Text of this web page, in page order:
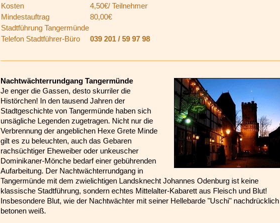
Kosten
4,50€/ Teilnehmer
Mindestauftrag
80,00€
Stadtführung Tangermünde
Telefon Stadtführer-Büro
039 201 / 59 97 98
Nachtwächterrundgang Tangermünde
Je enger die Gassen, desto skurriler die
Histörchen! In den tausend Jahren der
Stadtgeschichte von Tangermünde haben sich
unsägliche Legenden zugetragen. Nicht nur die
Verbrennung der angeblichen Hexe Grete Minde
gilt es zu beleuchten, auch das Gebaren
rachsüchtiger Eheweiber oder unkeuscher
Dominikaner-Mönche bedarf einer gebührenden
Aufarbeitung. Der Nachtwächterrundgang in
Tangermünde mit dem zwielichtigen Landsknecht Johannes Odenburg ist keine
klassische Stadtführung, sondern echtes Mittelalter-Kabarett aus Fleisch und Blut!
Insbesondere Blut, wie der Nachtwächter mit seiner Hellebarde "Uschi"
betonen weiß.